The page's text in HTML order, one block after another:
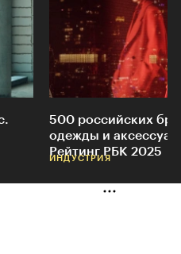
500 российских
одежды и
Рейтинг РБК 2025
ИНДУСТРИЯ